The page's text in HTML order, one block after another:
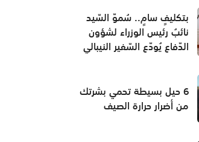
بتكليفٍ سامٍ.. سُموّ السّيد
نائبُ رئيس الوزراء لشؤون
الدّفاع يُودّع السّفير النيبالي
6 حيل بسيطة تحمي بشرتك
من أضرار حرارة الصيف